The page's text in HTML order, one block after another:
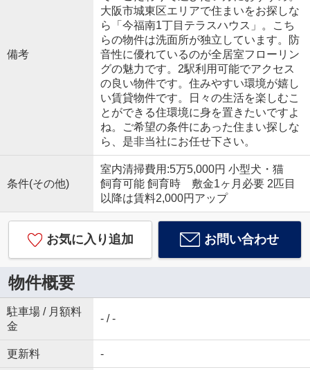
備考
大阪市城東区エリアで住まいをお探しな
ら「今福南1丁目テラスハウス」。こち
らの物件は洗面所が独立しています。防
音性に優れているのが全居室フローリン
グの魅力です。2駅利用可能でアクセス
の良い物件です。住みやすい環境が嬉し
い賃貸物件です。日々の生活を楽しむこ
とができる住環境に身を置きたいですよ
ね。ご希望の条件にあった住まい探しな
ら、是非当社にお任せ下さい。
条件(その他)
室内清掃費用:5万5,000円 小型犬・猫
飼育可能 飼育時 敷金1ヶ月必要 2匹目
以降は賃料2,000円アップ
お気に入り追加 お問い合わせ
物件概要
駐車場 / 月額料
金
- / -
更新料 -